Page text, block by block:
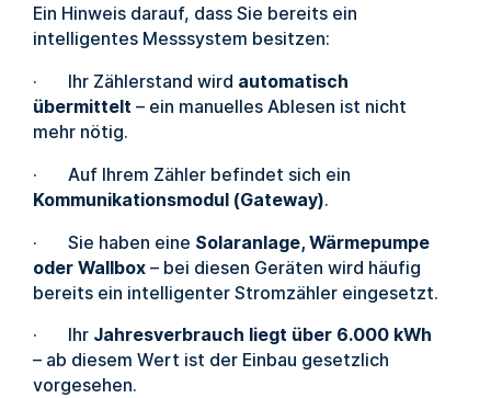
Ein Hinweis darauf, dass Sie bereits ein
intelligentes Messsystem besitzen:
· Ihr Zählerstand wird automatisch
übermittelt – ein manuelles Ablesen ist nicht
mehr nötig.
· Auf Ihrem Zähler befindet sich ein
Kommunikationsmodul (Gateway).
· Sie haben eine Solaranlage, Wärmepumpe
oder Wallbox– bei diesen Geräten wird häufig
bereits ein intelligenter Stromzähler eingesetzt.
· Ihr Jahresverbrauch liegt über 6.000 kWh
– ab diesem Wert ist der Einbau gesetzlich
vorgesehen.